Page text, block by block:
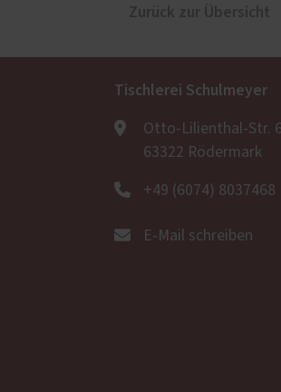
Tischlerei Schulmeyer
Otto-Lilienthal-Str. 6
63322 Rödermark
+49 (6074) 8037468
E-Mail schreiben